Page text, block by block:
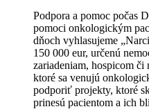
Podpora a pomoc počas
pomoci onkologickým
dňoch vyhlasujeme
150 000 eur, určenú
zariadeniam, hospicom či
ktoré sa venujú
podporiť projekty, ktoré
prinesú pacientom a ich